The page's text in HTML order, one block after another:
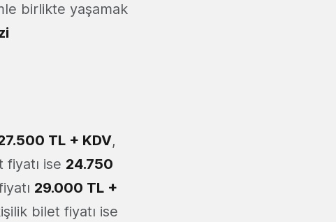
birlikte yaşamak
TL + KDV,
ise 24.750
29.000 TL +
bilet fiyatı ise